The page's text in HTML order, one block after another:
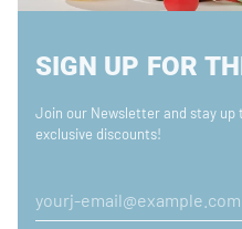
SIGN UP FOR
Join our Newsletter and stay
exclusive discounts!